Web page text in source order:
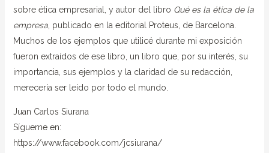
sobre ética empresarial, y autor del libro Qué es la ética de la
empresa, publicado en la editorial Proteus, de Barcelona.
Muchos de los ejemplos que utilicé durante mi exposición
fueron extraídos de ese libro, un libro que, por su interés, su
importancia, sus ejemplos y la claridad de su redacción,
merecería ser leído por todo el mundo.
Juan Carlos Siurana
Sígueme en:
https://www.facebook.com/jcsiurana/